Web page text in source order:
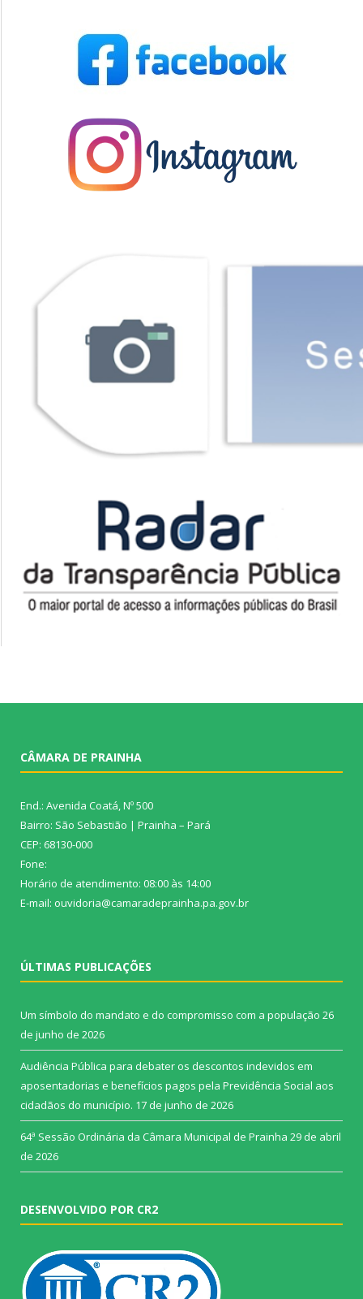
CÂMARA DE PRAINHA
End.: Avenida Coatá, Nº 500
Bairro: São Sebastião | Prainha – Pará
CEP: 68130-000
Fone:
Horário de atendimento: 08:00 às 14:00
E-mail: ouvidoria@camaradeprainha.pa.gov.br
ÚLTIMAS PUBLICAÇÕES
Um símbolo do mandato e do compromisso com a população 26
de junho de 2026
Audiência Pública para debater os descontos indevidos em
aposentadorias e benefícios pagos pela Previdência Social aos
cidadãos do município. 17 de junho de 2026
64ª Sessão Ordinária da Câmara Municipal de Prainha 29 de abril
de 2026
DESENVOLVIDO POR CR2